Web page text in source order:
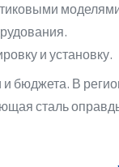
и установку.
бюджета. В
сталь